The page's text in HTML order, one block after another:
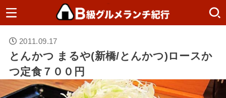
2011.09.17
とんかつ まるや(新橋/とんかつ)ロースか
つ定食７００円